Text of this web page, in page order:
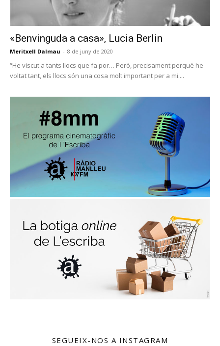
«Benvinguda a casa», Lucia Berlin
Meritxell Dalmau - 8 de juny de 2020
“He viscut a tants llocs que fa por… Però, precisament perquè he
voltat tant, els llocs són una cosa molt important per a mi....
SEGUEIX-NOS A INSTAGRAM